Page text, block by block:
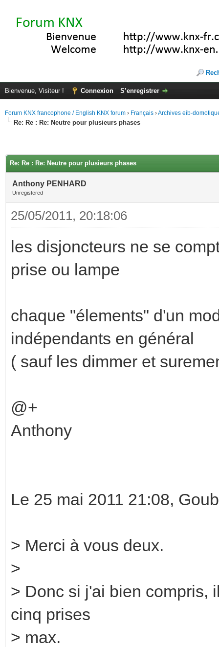
Bienvenue, Visiteur ! Connexion S’enregistrer
Forum KNX francophone / English KNX forum › Français ›Archives eib-
Re: Re : Re: Neutre pour plusieurs phases
Re: Re : Re: Neutre pour plusieurs phases
Anthony PENHARD
Unregistered
25/05/2011, 20:18:06
les disjoncteurs ne se
prise ou lampe
chaque "élements" d'un
indépendants en général
( sauf les dimmer et
@+
Anthony
Le 25 mai 2011 21:08,
> Merci à vous deux.
>
> Donc si j'ai bien compris,
cinq prises
> max.